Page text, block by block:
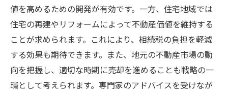
値を高めるための開発が有効です。一方、住宅地域では
住宅の再建やリフォームによって不動産価値を維持する
ことが求められます。これにより、相続税の負担を軽減
する効果も期待できます。また、地元の不動産市場の動
向を把握し、適切な時期に売却を進めることも戦略の一
環として考えられます。専門家のアドバイスを受けなが